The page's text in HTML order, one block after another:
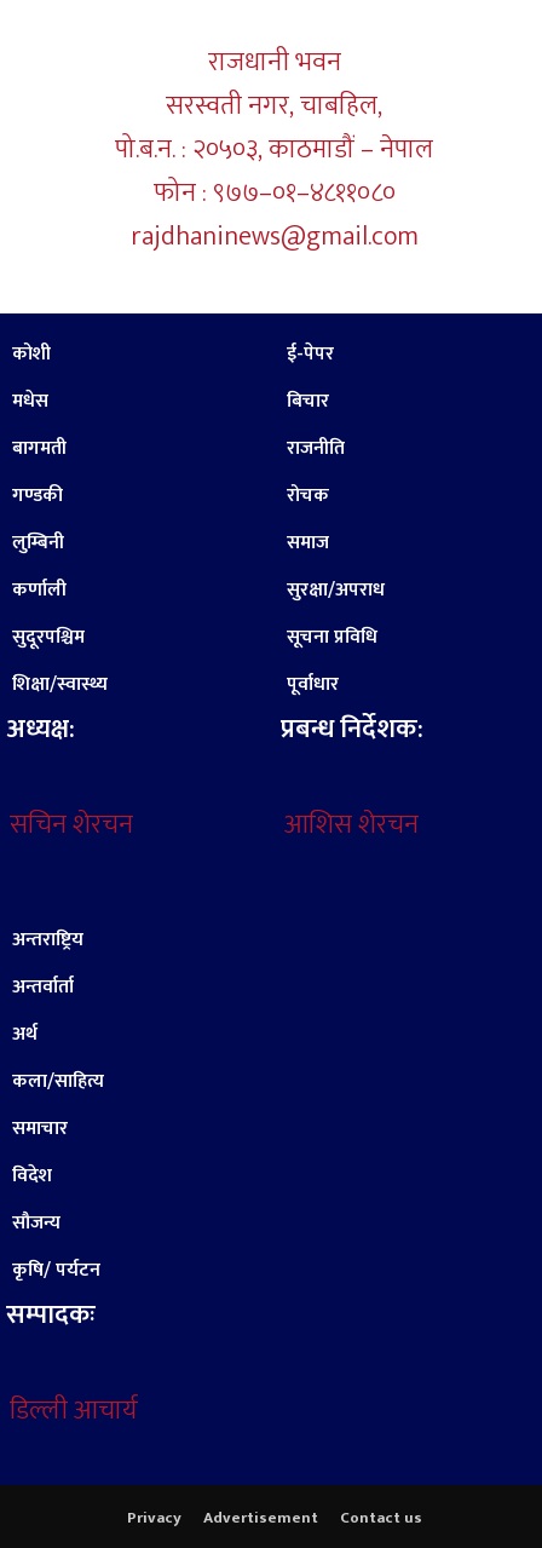
राजधानी भवन
सरस्वती नगर, चाबहिल,
पो.ब.न. : २०५०३, काठमाडौं – नेपाल
फोन : ९७७–०१–४८११०८०
rajdhaninews@gmail.com
कोशी
मधेस
बागमती
गण्डकी
लुम्बिनी
कर्णाली
सुदूरपश्चिम
शिक्षा/स्वास्थ्य
अध्यक्ष:
सचिन शेरचन
ई-पेपर
बिचार
राजनीति
रोचक
समाज
सुरक्षा/अपराध
सूचना प्रविधि
पूर्वाधार
प्रबन्ध निर्देशक:
आशिस शेरचन
अन्तराष्ट्रिय
अन्तर्वार्ता
अर्थ
कला/साहित्य
समाचार
विदेश
सौजन्य
कृषि/ पर्यटन
सम्पादकः
डिल्ली आचार्य
Privacy Advertisement Contact us